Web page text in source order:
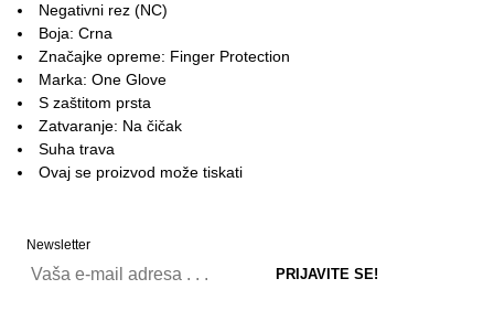
Negativni rez (NC)
Boja: Crna
Značajke opreme: Finger Protection
Marka: One Glove
S zaštitom prsta
Zatvaranje: Na čičak
Suha trava
Ovaj se proizvod može tiskati
Newsletter